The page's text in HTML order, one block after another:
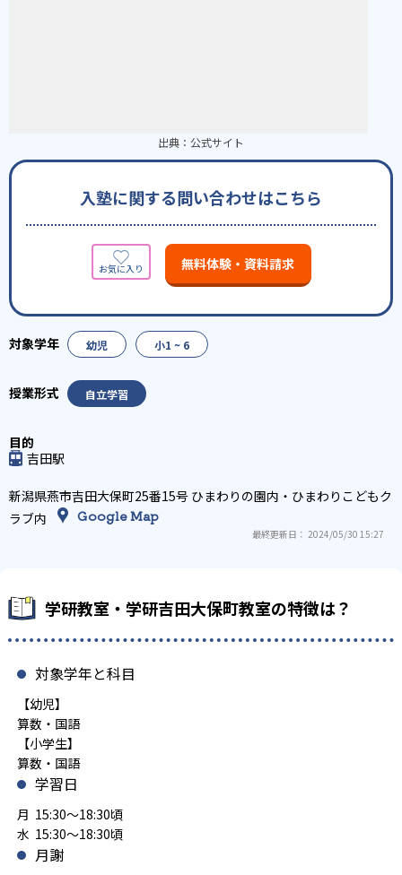
出典： 公式サイト
入塾に関する問い合わせはこちら
無料体験・資料請求
幼児 小1 ~ 6
自立学習
吉田駅
新潟県燕市吉田大保町25番15号 ひまわりの園内・ひまわりこどもク
ラブ内
Google Map
最終更新日： 2024/05/30 15:27
学研教室・学研吉田大保町教室の特徴は？
対象学年と科目
【幼児】
算数・国語
【小学生】
算数・国語
学習日
月 15:30～18:30頃
水 15:30～18:30頃
月謝